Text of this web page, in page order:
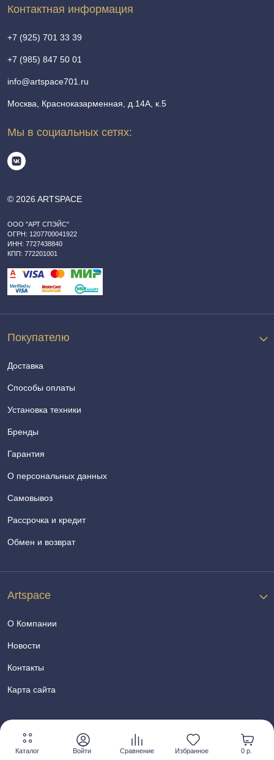
Каталог Войти Сравнение Избранное 0 р.
© 2026 ARTSPACE
ООО "АРТ СПЭЙС"
ОГРН: 1207700041922
ИНН: 7727438840
КПП: 772201001
Покупателю
Доставка
Способы оплаты
Установка техники
Бренды
Гарантия
О персональных данных
Самовывоз
Рассрочка и кредит
Обмен и возврат
Artspace
О Компании
Новости
Контакты
Карта сайта
Контактная информация
+7 (925) 701 33 39
+7 (985) 847 50 01
info@artspace701.ru
Москва, Красноказарменная, д.14А, к.5
Мы в социальных сетях: